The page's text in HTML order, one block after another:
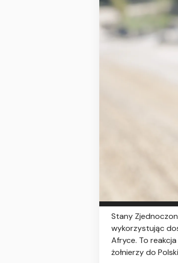
Stany
wykorzystując
Afryce. To
żołnierzy do